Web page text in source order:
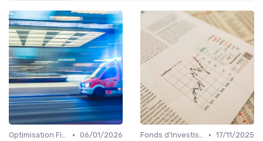
Optimisation Fiscale • 06/01/2026
Fonds d'Investissement et ETF • 17/11/2025